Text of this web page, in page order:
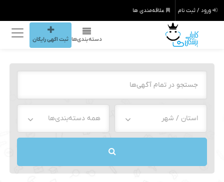
ورود / ثبت نام علاقه‌مندی ها
دسته‌بندی‌ها ثبت اگهی رایگان
استان / شهر همه دسته‌بندی‌ها